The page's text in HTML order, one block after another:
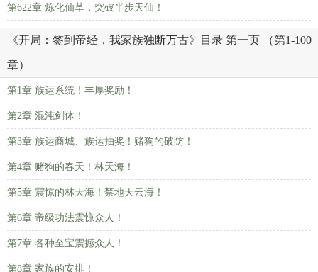
第622章 炼化仙草，突破半步天仙！
《开局：签到帝经，我家族独断万古》目录 第一页 （第1-100
章）
第1章 族运系统！丰厚奖励！
第2章 混沌剑体！
第3章 族运商城、族运抽奖！赌狗的破防！
第4章 赌狗的春天！林天海！
第5章 震惊的林天海！禁地天云海！
第6章 帝级功法震惊众人！
第7章 各种至宝震撼众人！
第8章 家族的安排！